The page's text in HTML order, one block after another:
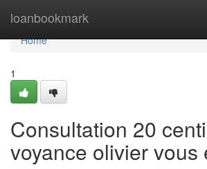
loanbookmark
Home
Home
1
Consultation 20
voyance olivier vous